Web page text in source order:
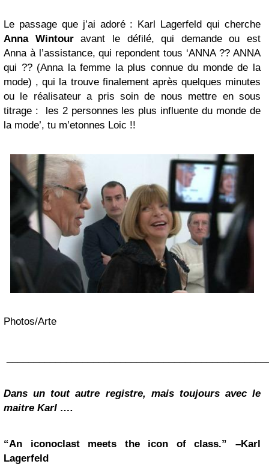
Le passage que j’ai adoré : Karl Lagerfeld qui cherche
Anna Wintouravant le défilé, qui demande ou est
Anna à l’assistance, qui repondent tous ‘ANNA ?? ANNA
qui ?? (Anna la femme la plus connue du monde de la
mode) , qui la trouve finalement après quelques minutes
ou le réalisateur a pris soin de nous mettre en sous
titrage : les 2 personnes les plus influente du monde de
la mode’, tu m’etonnes Loic !!
Photos/Arte
Dans un tout autre registre, mais toujours avec le
maitre Karl ….
“An iconoclast meets the icon of class.” –Karl
Lagerfeld